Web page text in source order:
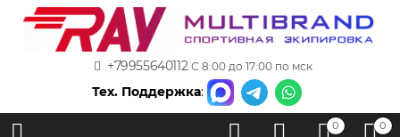
+79955640112 С 8:00 до 17:00 по мск
Тех. Поддержка:
0 0